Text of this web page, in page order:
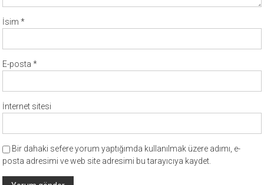
İsim*
E-posta*
İnternet sitesi
Bir dahaki sefere yorum yaptığımda kullanılmak üzere adımı, e-
posta adresimi ve web site adresimi bu tarayıcıya kaydet.